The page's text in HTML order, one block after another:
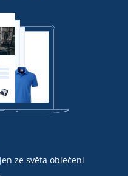
ze světa oblečení